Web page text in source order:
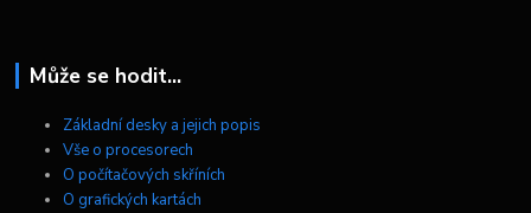
Může se hodit...
Základní desky a jejich popis
Vše o procesorech
O počítačových skříních
O grafických kartách